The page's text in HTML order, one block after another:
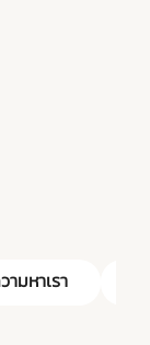
ามหาเรา